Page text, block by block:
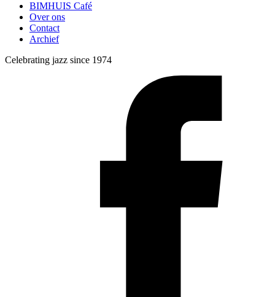
BIMHUIS Café
Over ons
Contact
Archief
Celebrating jazz since 1974